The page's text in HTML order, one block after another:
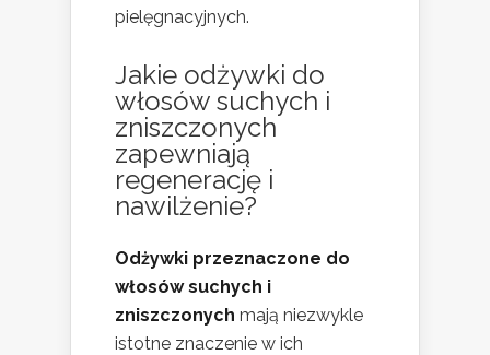
pielęgnacyjnych.
Jakie odżywki do
włosów suchych i
zniszczonych
zapewniają
regenerację i
nawilżenie?
Odżywki przeznaczone do
włosów suchych i
zniszczonych mają niezwykle
istotne znaczenie w ich